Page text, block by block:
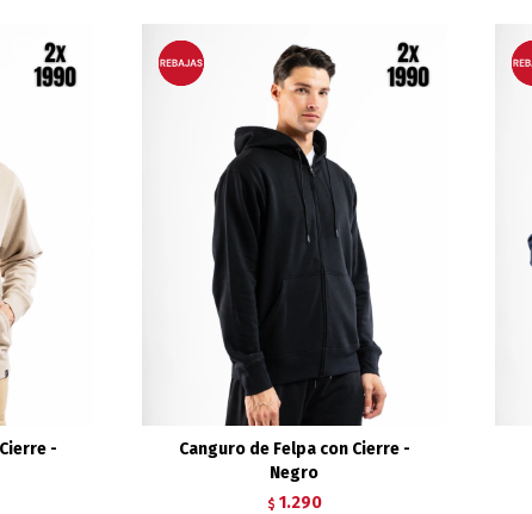
-
Canguro de Felpa con Cierre -
Negro
$ 1.290